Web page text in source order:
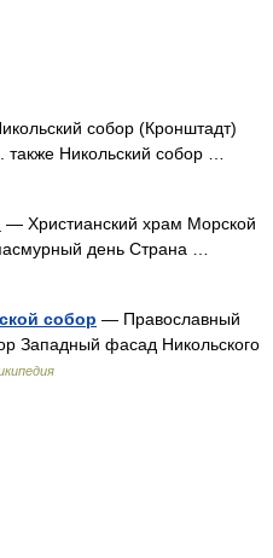
собор (Кронштадт)
также Никольский собор …
— Христианский храм Морской
день Страна …
собор — Православный
Западный фасад Никольского